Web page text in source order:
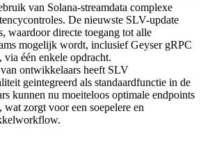
van Solana-streamdata complexe
De nieuwste SLV-update
waardoor directe toegang tot alle
mogelijk wordt, inclusief Geyser gRPC
één enkele opdracht.
ontwikkelaars heeft SLV
geintegreerd als standaardfunctie in de
kunnen nu moeiteloos optimale endpoints
zorgt voor een soepelere en